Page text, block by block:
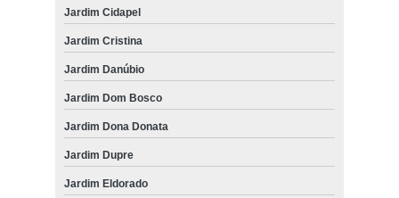
Jardim Cidapel
Jardim Cristina
Jardim Danúbio
Jardim Dom Bosco
Jardim Dona Donata
Jardim Dupre
Jardim Eldorado